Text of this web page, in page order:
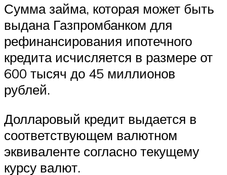
Сумма займа, которая может быть
выдана Газпромбанком для
рефинансирования ипотечного
кредита исчисляется в размере от
600 тысяч до 45 миллионов
рублей.
Долларовый кредит выдается в
соответствующем валютном
эквиваленте согласно текущему
курсу валют.